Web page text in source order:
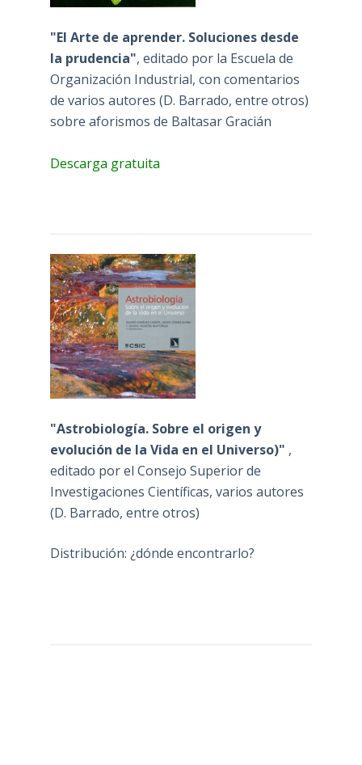
"El Arte de aprender. Soluciones desde
la prudencia", editado por la Escuela de
Organización Industrial, con comentarios
de varios autores (D. Barrado, entre otros)
sobre aforismos de Baltasar Gracián
Descarga gratuita
"Astrobiología. Sobre el origen y
evolución de la Vida en el Universo)" ,
editado por el Consejo Superior de
Investigaciones Científicas, varios autores
(D. Barrado, entre otros)
Distribución: ¿dónde encontrarlo?